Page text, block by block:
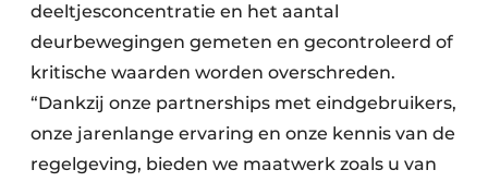
deeltjesconcentratie en het aantal
deurbewegingen gemeten en gecontroleerd of
kritische waarden worden overschreden.
“Dankzij onze partnerships met eindgebruikers,
onze jarenlange ervaring en onze kennis van de
regelgeving, bieden we maatwerk zoals u van